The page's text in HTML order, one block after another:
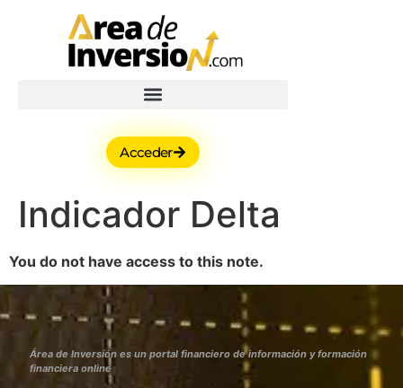
Acceder
Indicador Delta
You do not have access to this note.
Área de Inversión es un portal financiero de información y formación
financiera online